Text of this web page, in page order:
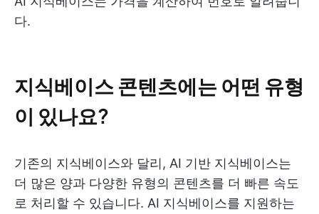
다.
지식베이스 콘텐츠에는 어떤 유형
이 있나요?
기존의 지식베이스와 달리, AI 기반 지식베이스는
더 많은 양과 다양한 유형의 콘텐츠를 더 빠른 속도
로 처리할 수 있습니다. AI 지식베이스를 지원하는